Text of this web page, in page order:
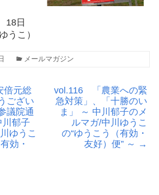
日
うこ）
メールマガジン
倍元総
ござい
議院通
郁子
ゆうこ
効・
vol.116 「農業への緊
急対策」、「十勝のい
ま」 ～ 中川郁子のメ
ルマガ/中川ゆうこ
の“ゆうこう（有効・
友好）便” ～ →